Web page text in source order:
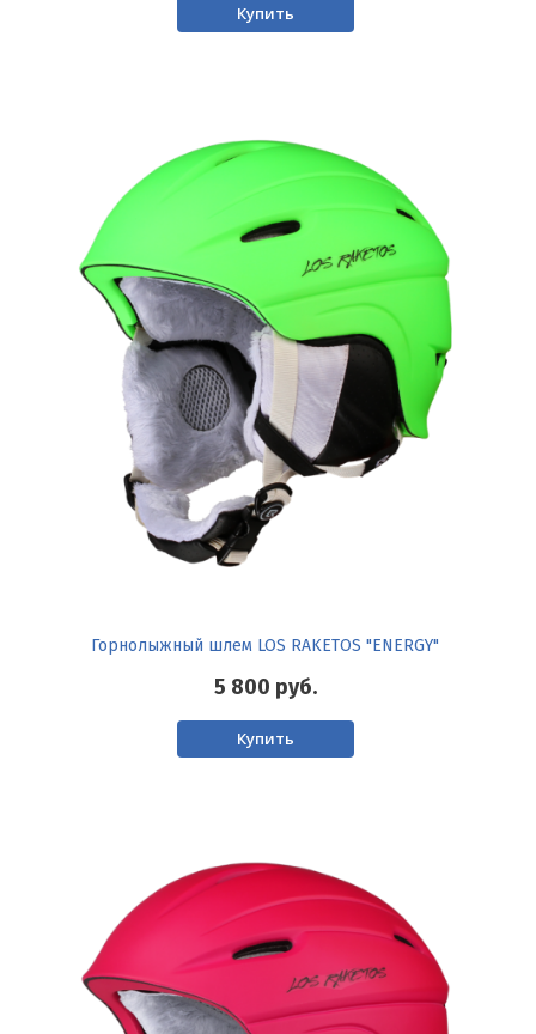
Купить
Горнолыжный шлем LOS RAKETOS "ENERGY"
5 800 руб.
Купить